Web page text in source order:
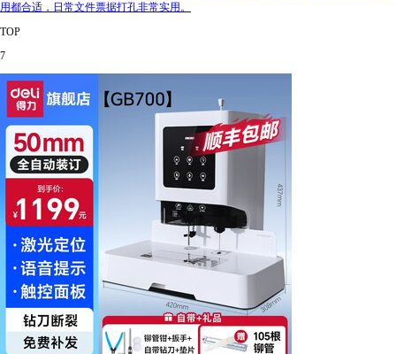
用都合适，日常文件票据打孔非常实用。
TOP
7